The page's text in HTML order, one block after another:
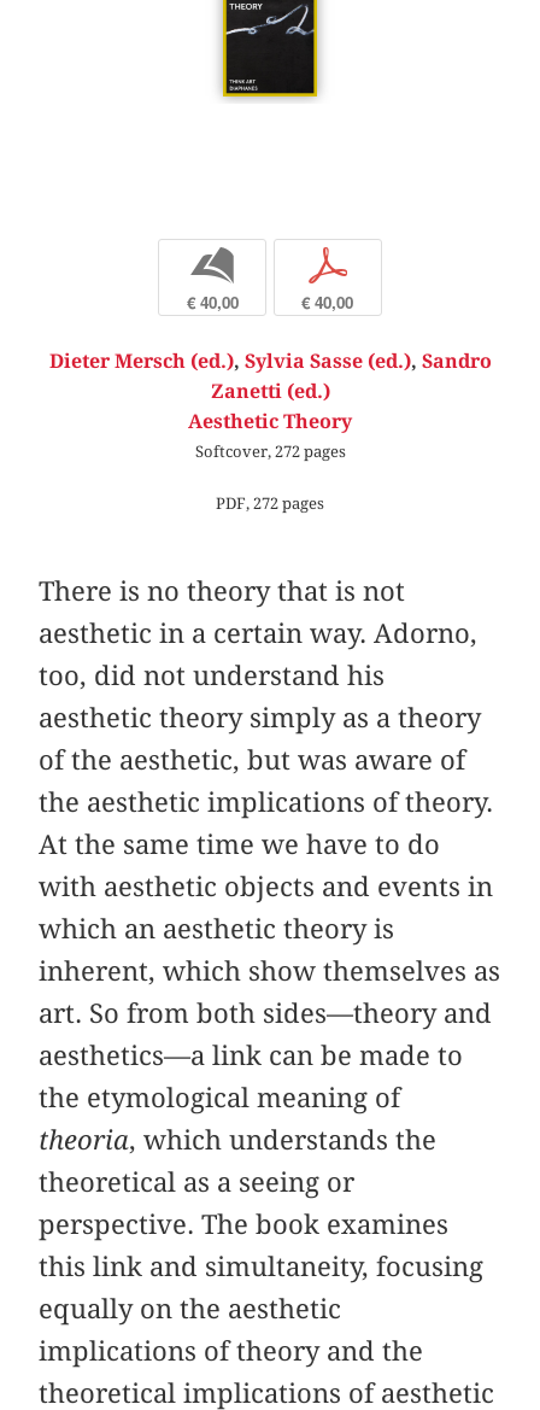
b
€ 40,00
p
€ 40,00
Dieter Mersch (ed.), Sylvia Sasse (ed.), Sandro
Zanetti (ed.)
Aesthetic Theory
Softcover, 272 pages
PDF, 272 pages
There is no theory that is not
aesthetic in a certain way. Adorno,
too, did not understand his
aesthetic theory simply as a theory
of the aesthetic, but was aware of
the aesthetic implications of theory.
At the same time we have to do
with aesthetic objects and events in
which an aesthetic theory is
inherent, which show themselves as
art. So from both sides—theory and
aesthetics—a link can be made to
the etymological meaning of
theoria, which understands the
theoretical as a seeing or
perspective. The book examines
this link and simultaneity, focusing
equally on the aesthetic
implications of theory and the
theoretical implications of aesthetic